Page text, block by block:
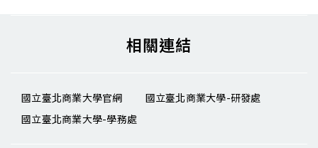
相關連結
國立臺北商業大學官網
國立臺北商業大學-研發處
國立臺北商業大學-學務處